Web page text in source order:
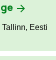
Eesti